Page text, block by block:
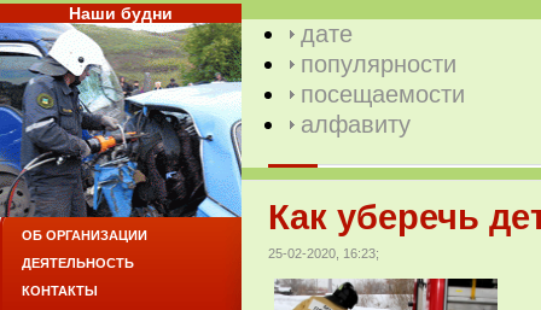
дате
популярности
посещаемости
алфавиту
Как уберечь
25-02-2020, 16:23;
Наши будни
ОБ ОРГАНИЗАЦИИ
ДЕЯТЕЛЬНОСТЬ
КОНТАКТЫ